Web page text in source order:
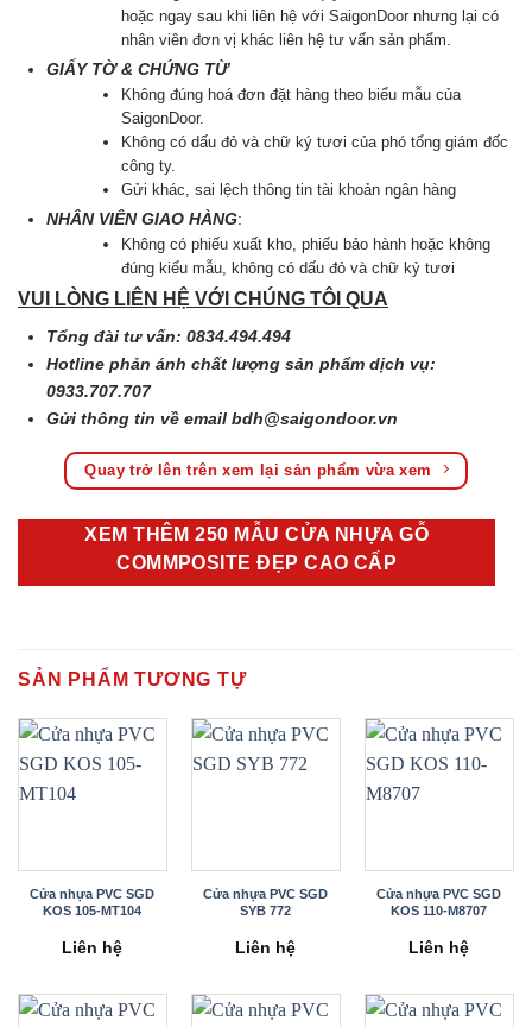
hoặc ngay sau khi liên hệ với SaigonDoor nhưng lại có
nhân viên đơn vị khác liên hệ tư vấn sản phẩm.
GIẤY TỜ & CHỨNG TỪ
Không đúng hoá đơn đặt hàng theo biểu mẫu của
SaigonDoor.
Không có dấu đỏ và chữ ký tươi của phó tổng giám đốc
công ty.
Gửi khác, sai lệch thông tin tài khoản ngân hàng
NHÂN VIÊN GIAO HÀNG:
Không có phiếu xuất kho, phiếu bảo hành hoặc không
đúng kiểu mẫu, không có dấu đỏ và chữ kỷ tươi
VUI LÒNG LIÊN HỆ VỚI CHÚNG TÔI QUA
Tổng đài tư vấn: 0834.494.494
Hotline phản ánh chất lượng sản phẩm dịch vụ:
0933.707.707
Gửi thông tin về emailbdh@saigondoor.vn
Quay trở lên trên xem lại sản phẩm vừa xem
XEM THÊM 250 MẪU CỬA NHỰA GỖ
COMMPOSITE ĐẸP CAO CẤP
SẢN PHẨM TƯƠNG TỰ
Cửa nhựa PVC SGD
KOS 105-MT104
Liên hệ
Cửa nhựa PVC SGD
SYB 772
Liên hệ
Cửa nhựa PVC SGD
KOS 110-M8707
Liên hệ